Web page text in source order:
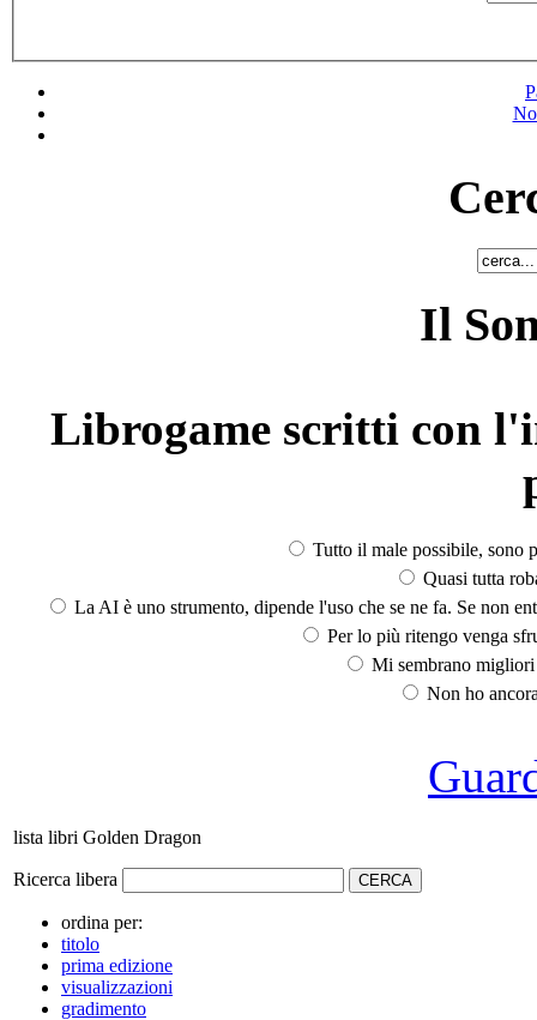
Il
Librogame scritti con
Tutto il male possibile, sono
Quasi tutta
La AI è uno strumento, dipende l'uso che se ne fa. Se non
Per lo più ritengo venga
Mi sembrano
Non ho
lista libri Golden Dragon
Ricerca libera
ordina per:
titolo
prima edizione
visualizzazioni
gradimento